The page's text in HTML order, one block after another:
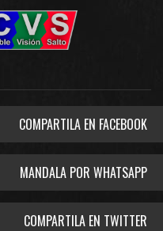
COMPARTILA EN FACEBOOK
MANDALA POR WHATSAPP
COMPARTILA EN TWITTER